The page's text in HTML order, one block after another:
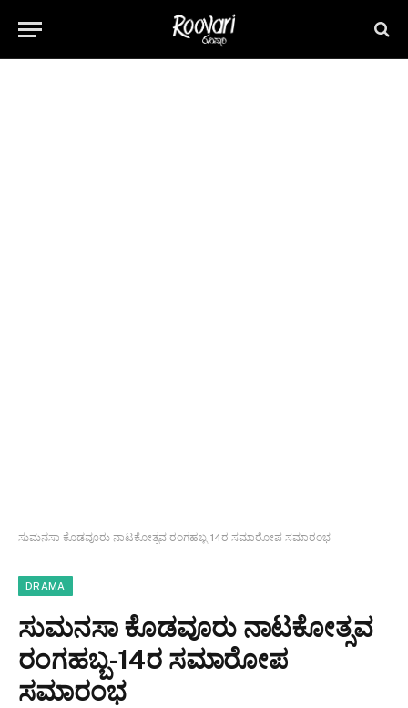
ಸುಮನಸಾ ಕೊಡವೂರು ನಾಟಕೋತ್ಸವ ರಂಗಹಬ್ಬ-14ರ ಸಮಾರೋಪ ಸಮಾರಂಭ
DRAMA
ಸುಮನಸಾ ಕೊಡವೂರು ನಾಟಕೋತ್ಸವ
ರಂಗಹಬ್ಬ-14ರ ಸಮಾರೋಪ
ಸಮಾರಂಭ